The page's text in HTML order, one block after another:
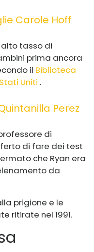
Carole Hoff
tasso di
prima ancora
il Biblioteca
Uniti .
Perez
di
di fare dei test
che Ryan era
da
prigione e le
ritirate nel 1991.